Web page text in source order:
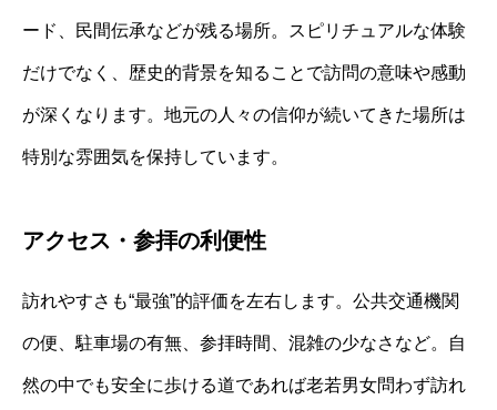
ード、民間伝承などが残る場所。スピリチュアルな体験
だけでなく、歴史的背景を知ることで訪問の意味や感動
が深くなります。地元の人々の信仰が続いてきた場所は
特別な雰囲気を保持しています。
アクセス・参拝の利便性
訪れやすさも“最強”的評価を左右します。公共交通機関
の便、駐車場の有無、参拝時間、混雑の少なさなど。自
然の中でも安全に歩ける道であれば老若男女問わず訪れ